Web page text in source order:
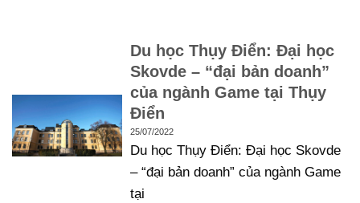
Du học Thụy Điển: Đại học
Skovde – “đại bản doanh”
của ngành Game tại Thụy
Điển
25/07/2022
Du học Thụy Điển: Đại học Skovde
– “đại bản doanh” của ngành Game
tại